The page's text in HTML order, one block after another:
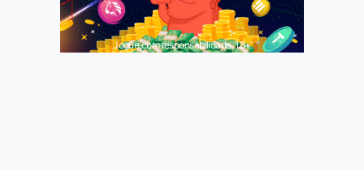
Jogue com responsabilidade. 18+